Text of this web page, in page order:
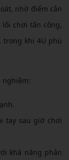
nhờ điểm cân
chơi tấn công,
trong khi 4U phù
nghiệm:
tay sau giờ chơi
khả năng phản